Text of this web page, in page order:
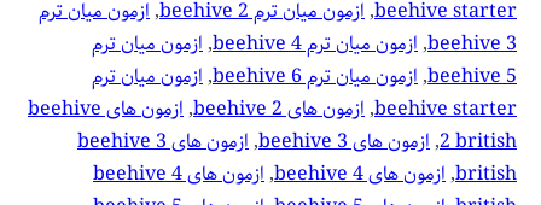
beehive starter
, ازمون میان ترم beehive 2 , ازمون میان ترم
beehive 3
, ازمون میان ترم beehive 4 , ازمون میان ترم
beehive 5
, ازمون میان ترم beehive 6 , ازمون میان ترم
beehive starter
, ازمون های beehive 2 ,
ازمون های beehive
2 british
, ازمون های beehive 3 ,
ازمون های beehive 3
british
, ازمون های beehive 4 ,
ازمون های beehive 4